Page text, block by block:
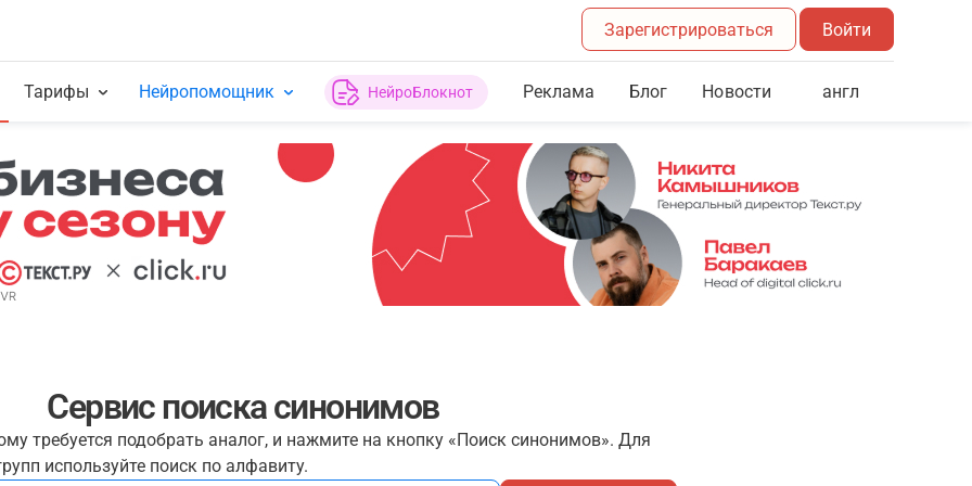
Зарегистрироваться Войти
Тарифы Нейропомощник НейроБлокнот Реклама Блог Новости англ
Сервис поиска синонимов
требуется подобрать аналог, и нажмите на кнопку «Поиск синонимов». Для
используйте поиск по алфавиту.